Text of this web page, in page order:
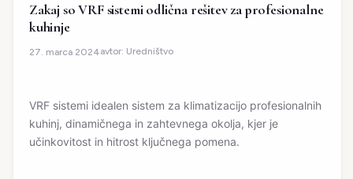
Zakaj so VRF sistemi odlična rešitev za profesionalne
kuhinje
27. marca 2024avtor: Uredništvo
VRF sistemi idealen sistem za klimatizacijo profesionalnih
kuhinj, dinamičnega in zahtevnega okolja, kjer je
učinkovitost in hitrost ključnega pomena.